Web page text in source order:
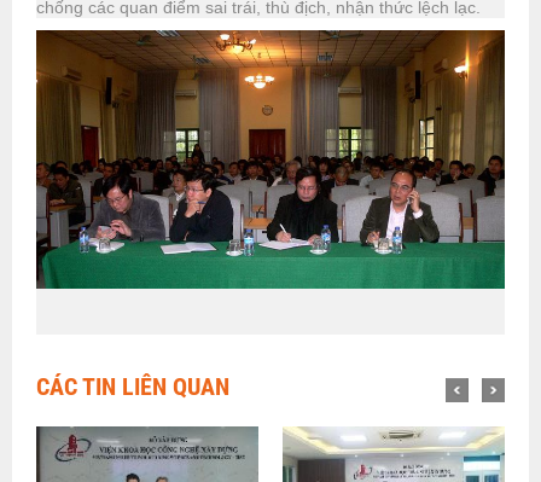
chống các quan điểm sai trái, thù địch, nhận thức lệch lạc.
CÁC TIN LIÊN QUAN